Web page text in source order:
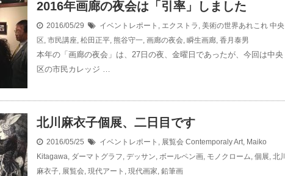
2016年画廊の夜会は「引率」しました
2016/05/29 イベントレポート , エクストラ , 美術の世界あれこれ 中央
区, 市民講座, 松田正平, 熊谷守一, 画廊の夜会, 瞬生画廊, 香月泰男
本年の「画廊の夜会」は、27日の夜、金曜日であったが、今回は中央
区の市民カレッジ …
北川麻衣子個展、二日目です
2016/05/25 イベントレポート , 展覧会 Contemporaly Art, Maiko
Kitagawa, ダーマトグラフ, デッサン, ボールペン画, モノクローム, 個展, 北川
麻衣子, 展覧会, 現代アート , 現代画家, 鉛筆画